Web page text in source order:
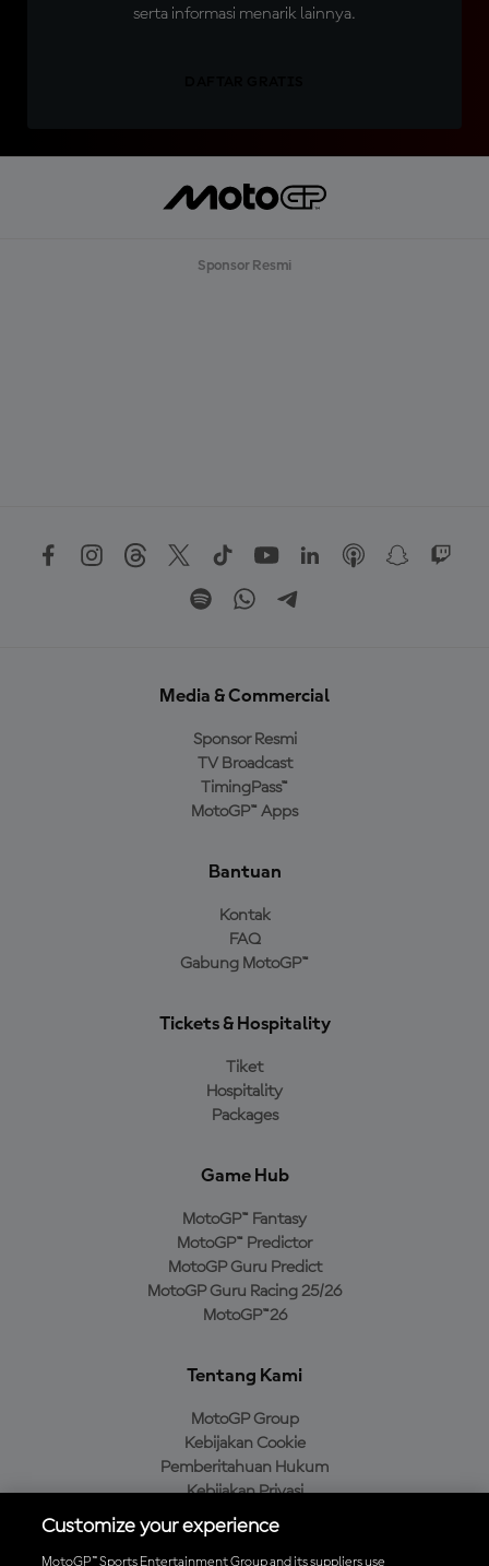
serta informasi menarik lainnya.
Sponsor Resmi
Media & Commercial
Sponsor Resmi
TV Broadcast
TimingPass™
MotoGP™ Apps
Bantuan
Kontak
FAQ
Gabung MotoGP™
Tickets & Hospitality
Tiket
Hospitality
Packages
Game Hub
MotoGP™ Fantasy
MotoGP™ Predictor
MotoGP Guru Predict
MotoGP Guru Racing 25/26
MotoGP™26
Tentang Kami
MotoGP Group
Kebijakan Cookie
Pemberitahuan Hukum
Kebijakan Privasi
Kebijakan Pembelian
Customize your experience
MotoGP™ Sports Entertainment Group and its suppliers use